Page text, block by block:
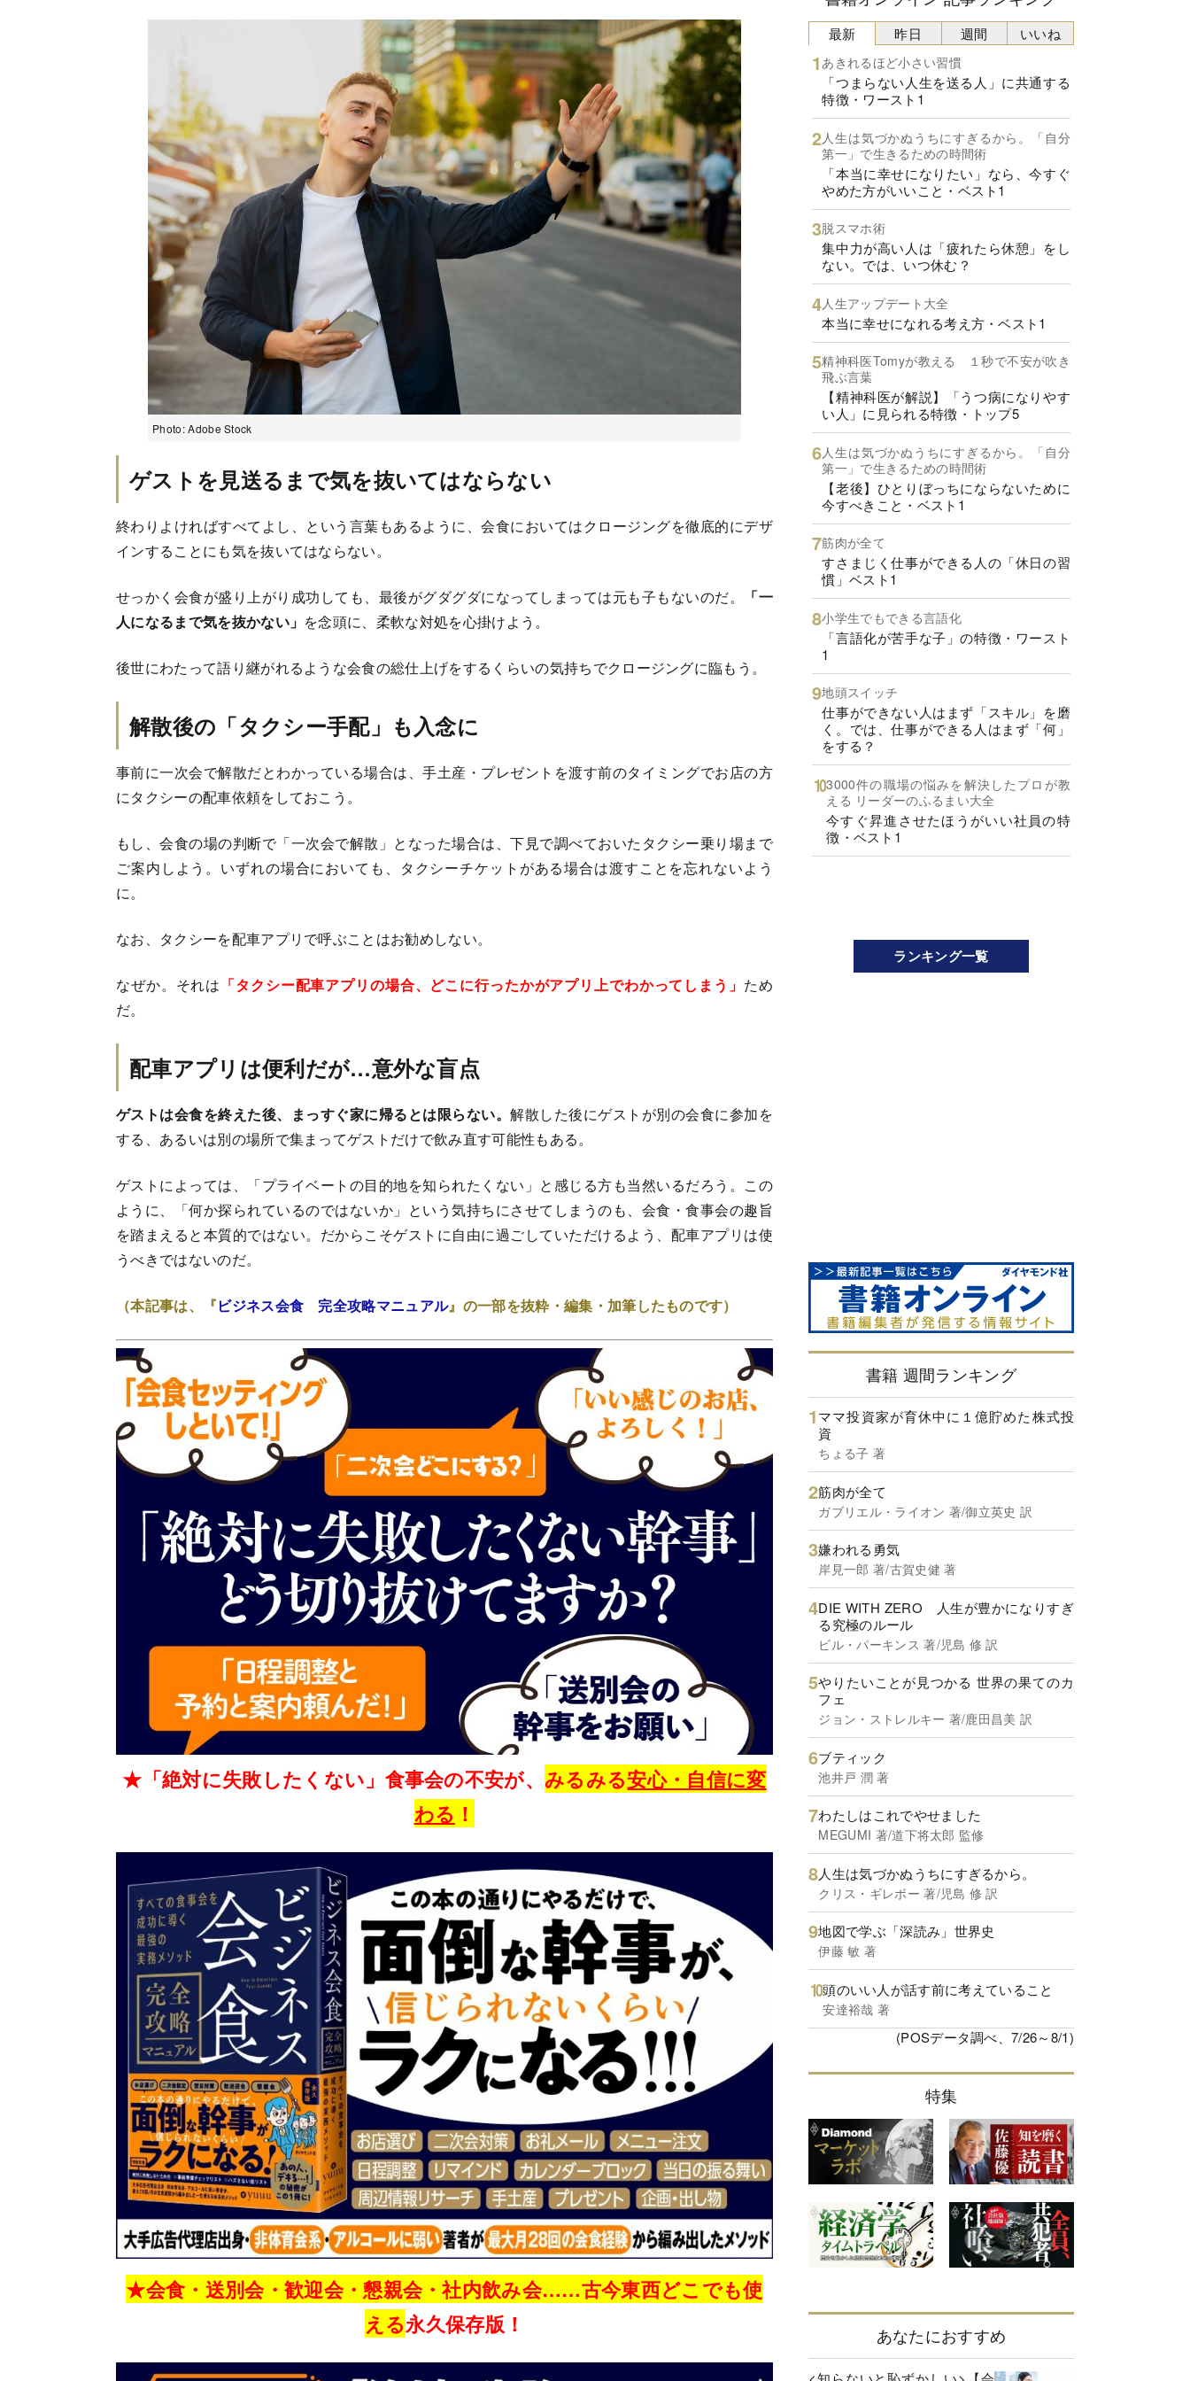
Photo: Adobe Stock
ゲストを見送るまで気を抜いてはならない
終わりよければすべてよし、という言葉もあるように、会食においてはクロージングを徹底的にデザ
インすることにも気を抜いてはならない。
せっかく会食が盛り上がり成功しても、最後がグダグダになってしまっては元も子もないのだ。
「一
人になるまで気を抜かない」 を念頭に、柔軟な対処を心掛けよう。
後世にわたって語り継がれるような会食の総仕上げをするくらいの気持ちでクロージングに臨もう。
解散後の「タクシー手配」も入念に
事前に一次会で解散だとわかっている場合は、手土産・プレゼントを渡す前のタイミングでお店の方
にタクシーの配車依頼をしておこう。
もし、会食の場の判断で「一次会で解散」となった場合は、下見で調べておいたタクシー乗り場まで
ご案内しよう。いずれの場合においても、タクシーチケットがある場合は渡すことを忘れないよう
に。
なお、タクシーを配車アプリで呼ぶことはお勧めしない。
なぜか。それは 「タクシー配車アプリの場合、どこに行ったかがアプリ上でわかってしまう」 ため
だ。
配車アプリは便利だが…意外な盲点
ゲストは会食を終えた後、まっすぐ家に帰るとは限らない。解散した後にゲストが別の会食に参加を
する、あるいは別の場所で集まってゲストだけで飲み直す可能性もある。
ゲストによっては、「プライベートの目的地を知られたくない」と感じる方も当然いるだろう。この
ように、「何か探られているのではないか」という気持ちにさせてしまうのも、会食・食事会の趣旨
を踏まえると本質的ではない。だからこそゲストに自由に過ごしていただけるよう、配車アプリは使
うべきではないのだ。
（本記事は、『ビジネス会食 完全攻略マニュアル』の一部を抜粋・編集・加筆したものです）
★「絶対に失敗したくない」食事会の不安が、 みるみる安心・自信に変
わる ！
★会食・送別会・歓迎会・懇親会・社内飲み会……古今東西どこでも使
える永久保存版！
最新
あきれるほど小さい習慣
「つまらない人生を送る人」に共通する
特徴・ワースト1
人生は気づかぬうちにすぎるから。「自分
第一」で生きるための時間術
「本当に幸せになりたい」なら、今すぐ
やめた方がいいこと・ベスト1
脱スマホ術
集中力が高い人は「疲れたら休憩」をし
ない。では、いつ休む？
人生アップデート大全
本当に幸せになれる考え方・ベスト1
精神科医Tomyが教える １秒で不安が吹き
飛ぶ言葉
【精神科医が解説】「うつ病になりやす
い人」に見られる特徴・トップ5
人生は気づかぬうちにすぎるから。「自分
第一」で生きるための時間術
【老後】ひとりぼっちにならないために
今すべきこと・ベスト1
筋肉が全て
すさまじく仕事ができる人の「休日の習
慣」ベスト1
小学生でもできる言語化
「言語化が苦手な子」の特徴・ワースト
1
地頭スイッチ
仕事ができない人はまず「スキル」を磨
く。では、仕事ができる人はまず「何」
をする？
3000件の職場の悩みを解決したプロが教
える リーダーのふるまい大全
今すぐ昇進させたほうがいい社員の特
徴・ベスト1
昨日 週間 いいね
ランキング一覧
書籍 週間ランキング
ママ投資家が育休中に１億貯めた株式投
資
ちょる子 著
筋肉が全て
ガブリエル・ライオン 著/御立英史 訳
嫌われる勇気
岸見一郎 著/古賀史健 著
DIE WITH ZERO 人生が豊かになりすぎ
る究極のルール
ビル・パーキンス 著/児島 修 訳
やりたいことが見つかる 世界の果てのカ
フェ
ジョン・ストレルキー 著/鹿田昌美 訳
ブティック
池井戸 潤 著
わたしはこれでやせました
MEGUMI 著/道下将太郎 監修
人生は気づかぬうちにすぎるから。
クリス・ギレボー 著/児島 修 訳
地図で学ぶ「深読み」世界史
伊藤 敏 著
頭のいい人が話す前に考えていること
安達裕哉 著
(POSデータ調べ、7/26～8/1)
特集
あなたにおすすめ